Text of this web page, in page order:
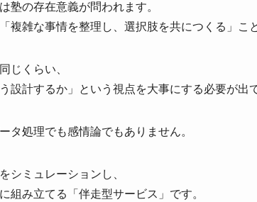
塾の存在意義が問われます。
複雑な事情を整理し、選択肢を共につくる」こ
じくらい、
設計するか」という視点を大事にする必要が出
タ処理でも感情論でもありません。
シミュレーションし、
組み立てる「伴走型サービス」です。